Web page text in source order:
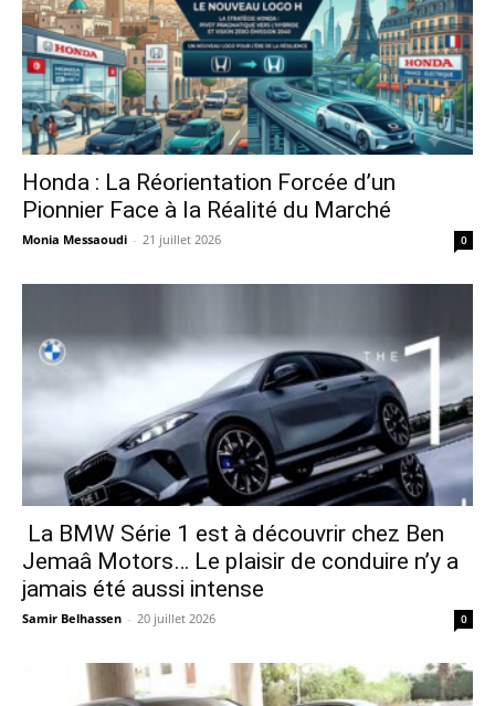
Honda : La Réorientation Forcée d’un
Pionnier Face à la Réalité du Marché
Monia Messaoudi - 21 juillet 2026 0
La BMW Série 1 est à découvrir chez Ben
Jemaâ Motors… Le plaisir de conduire n’y a
jamais été aussi intense
Samir Belhassen - 20 juillet 2026 0